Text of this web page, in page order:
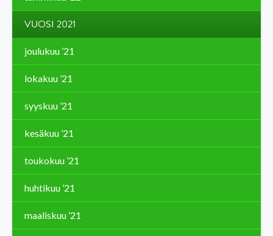
VUOSI 2021
joulukuu ’21
lokakuu ’21
syyskuu ’21
kesäkuu ’21
toukokuu ’21
huhtikuu ’21
maaliskuu ’21